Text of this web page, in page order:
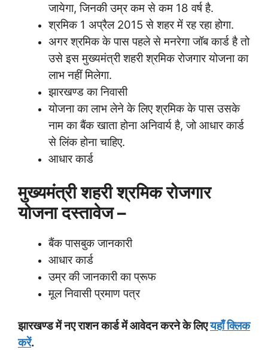
जायेगा, जिनकी उम्र कम से कम 18 वर्ष है.
श्रमिक 1 अप्रैल 2015 से शहर में रह रहा होगा.
अगर श्रमिक के पास पहले से मनरेगा जॉब कार्ड है तो
उसे इस मुख्यमंत्री शहरी श्रमिक रोजगार योजना का
लाभ नहीं मिलेगा.
झारखण्ड का निवासी
योजना का लाभ लेने के लिए श्रमिक के पास उसके
नाम का बैंक खाता होना अनिवार्य है, जो आधार कार्ड
से लिंक होना चाहिए.
आधार कार्ड
मुख्यमंत्री शहरी श्रमिक रोजगार
योजना दस्तावेज –
बैंक पासबुक जानकारी
आधार कार्ड
उम्र की जानकारी का प्रूफ
मूल निवासी प्रमाण पत्र
झारखण्ड में नए राशन कार्ड में आवेदन करने के लिएयहाँ क्लिक
करें.